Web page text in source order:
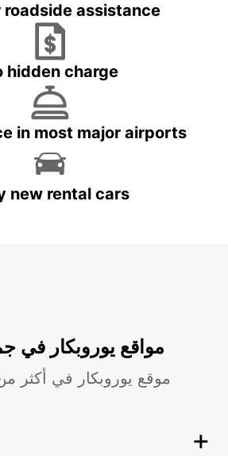
roadside assistance
hidden charge
in most major airports
new rental cars
مواقع يوروبكار في
موقع يوروبكار في أكثر